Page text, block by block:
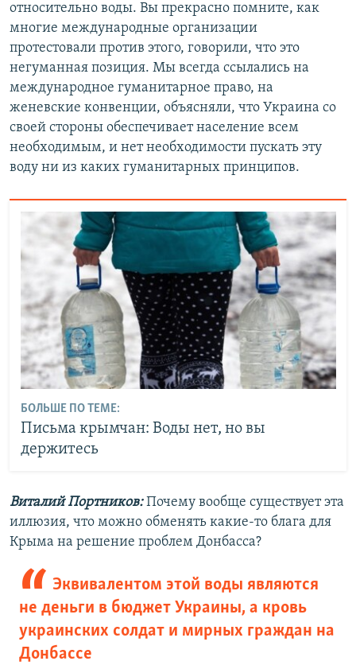
относительно воды. Вы прекрасно помните, как
многие международные организации
протестовали против этого, говорили, что это
негуманная позиция. Мы всегда ссылались на
международное гуманитарное право, на
женевские конвенции, объясняли, что Украина со
своей стороны обеспечивает население всем
необходимым, и нет необходимости пускать эту
воду ни из каких гуманитарных принципов.
БОЛЬШЕ ПО ТЕМЕ:
Письма крымчан: Воды нет, но вы
держитесь
Виталий Портников:Почему вообще существует эта
иллюзия, что можно обменять какие-то блага для
Крыма на решение проблем Донбасса?
Эквивалентом этой воды являются
не деньги в бюджет Украины, а кровь
украинских солдат и мирных граждан на
Донбассе